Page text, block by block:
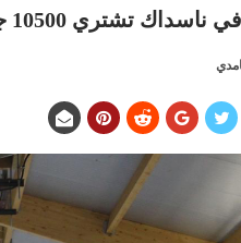
جهاز تعدين بيتكوين بقسمة 23 مليون دولار